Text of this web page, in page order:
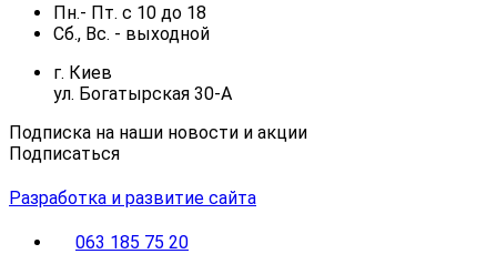
Пн.- Пт. с 10 до 18
Сб., Вс. - выходной
г. Киев
ул. Богатырская 30-А
Подписка на наши новости и акции
Подписаться
Разработка и развитие сайта
063 185 75 20